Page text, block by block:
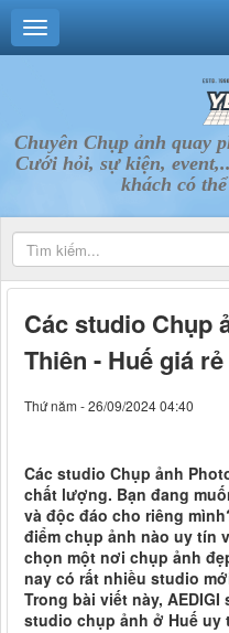
Chuyên Chụp ảnh quay
Cưới hỏi, sự kiện,
khách có
Các studio Chụp
Thiên - Huế giá
Thứ năm - 26/09/2024 04:40
Các studio Chụp ảnh
chất lượng. Bạn đang
và độc đáo cho riêng
điểm chụp ảnh nào uy tín
chọn một nơi chụp ảnh
nay có rất nhiều studio
Trong bài viết này,
studio chụp ảnh ở Huế